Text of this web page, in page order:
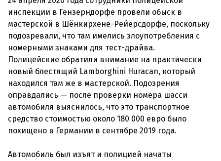
инспекции в Гензерндорфе провели обыск в
мастерской в Шёнкирхене-Рейерсдорфе, поскольку
подозревали, что там имелись злоупотребления с
номерными знаками для тест-драйва.
Полицейские обратили внимание на практически
новый блестящий Lamborghini Huracan, который
находился там же в мастерской. Подозрения
оправдались — после проверки номера шасси
автомобиля выяснилось, что это транспортное
средство стоимостью около 180 000 евро было
похищено в Германии в сентябре 2019 года.
Автомобиль был изъят и полицией начаты